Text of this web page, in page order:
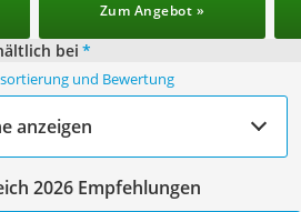
Zum Angebot »
bei *
und Bewertung
anzeigen
2026 Empfehlungen